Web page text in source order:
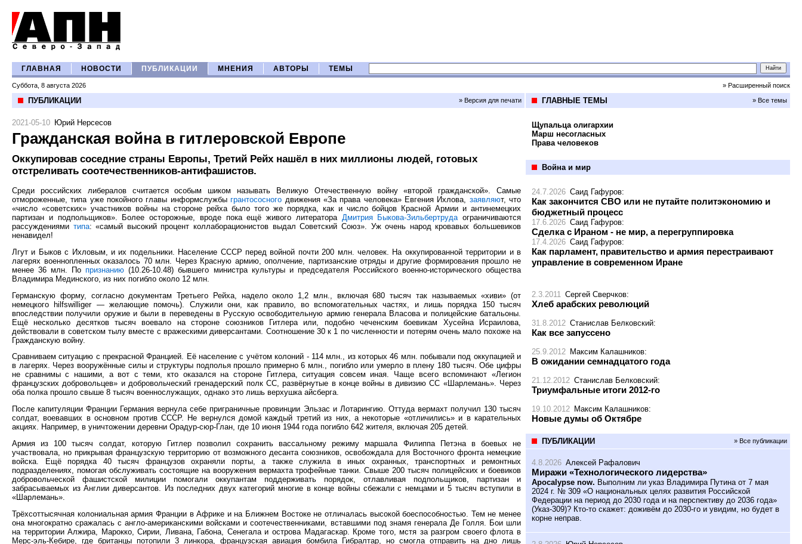
ГЛАВНАЯ НОВОСТИ ПУБЛИКАЦИИ МНЕНИЯ АВТОРЫ ТЕМЫ
Суббота, 8 августа 2026 » Расширенный поиск
ПУБЛИКАЦИИ » Версия для печати
2021-05-10 Юрий Нерсесов
Гражданская война в гитлеровской Европе
Оккупировав соседние страны Европы, Третий Рейх нашёл в них миллионы людей, готовых
отстреливать соотечественников-антифашистов.
Среди российских либералов считается особым шиком называть Великую Отечественную войну «второй гражданской». Самые
отмороженные, типа уже покойного главы информслужбыгрантососного движения «За права человека» Евгения Ихлова, заявляют, что
«число «советских» участников войны на стороне рейха было того же порядка, как и число бойцов Красной Армии и антинемецких
партизан и подпольщиков». Более осторожные, вроде пока ещё живого литератора Дмитрия Быкова-Зильбертрудаограничиваются
рассуждениями типа: «самый высокий процент коллаборационистов выдал Советский Союз». Уж очень народ кровавых большевиков
ненавидел!
Лгут и Быков с Ихловым, и их подельники. Население СССР перед войной почти 200 млн. человек. На оккупированной территории и в
лагерях военнопленных оказалось 70 млн. Через Красную армию, ополчение, партизанские отряды и другие формирования прошло не
менее 36 млн. Попризнанию (10.26-10.48) бывшего министра культуры и председателя Российского военно-исторического общества
Владимира Мединского, из них погибло около 12 млн.
Германскую форму, согласно документам Третьего Рейха, надело около 1,2 млн., включая 680 тысяч так называемых «хиви» (от
немецкого hilfswilliger — желающие помочь). Служили они, как правило, во вспомогательных частях, и лишь порядка 150 тысяч
впоследствии получили оружие и были в переведены в Русскую освободительную армию генерала Власова и полицейские батальоны.
Ещё несколько десятков тысяч воевало на стороне союзников Гитлера или, подобно чеченским боевикам Хусейна Исраилова,
действовали в советском тылу вместе с вражескими диверсантами. Соотношение 30 к 1 по численности и потерям очень мало похоже на
Гражданскую войну.
Сравниваем ситуацию с прекрасной Францией. Её население с учётом колоний - 114 млн., из которых 46 млн. побывали под оккупацией и
в лагерях. Через вооружённые силы и структуры подполья прошло примерно 6 млн., погибло или умерло в плену 180 тысяч. Обе цифры
не сравнимы с нашими, а вот с теми, кто оказался на стороне Гитлера, ситуация совсем иная. Чаще всего вспоминают «Легион
французских добровольцев» и добровольческий гренадерский полк СС, развёрнутые в конце войны в дивизию СС «Шарлемань». Через
оба полка прошло свыше 8 тысяч военнослужащих, однако это лишь верхушка айсберга.
После капитуляции Франции Германия вернула себе приграничные провинции Эльзас и Лотарингию. Оттуда вермахт получил 130 тысяч
солдат, воевавших в основном против СССР. Не вернулся домой каждый третий из них, а некоторые «отличились» и в карательных
акциях. Например, в уничтожении деревни Орадур-сюр-Глан, где 10 июня 1944 года погибло 642 жителя, включая 205 детей.
Армия из 100 тысяч солдат, которую Гитлер позволил сохранить вассальному режиму маршала Филиппа Петэна в боевых не
участвовала, но прикрывая французскую территорию от возможного десанта союзников, освобождала для Восточного фронта немецкие
войска. Ещё порядка 40 тысяч французов охраняли порты, а также служила в иных охранных, транспортных и ремонтных
подразделениях, помогая обслуживать состоящие на вооружения вермахта трофейные танки. Свыше 200 тысяч полицейских и боевиков
добровольческой фашистской милиции помогали оккупантам поддерживать порядок, отлавливая подпольщиков, партизан и
забрасываемых из Англии диверсантов. Из последних двух категорий многие в конце войны сбежали с немцами и 5 тысяч вступили в
«Шарлемань».
Трёхсоттысячная колониальная армия Франции в Африке и на Ближнем Востоке не отличалась высокой боеспособностью. Тем не менее
она многократно сражалась с англо-американскими войсками и соотечественниками, вставшими под знамя генерала Де Голля. Бои шли
на территории Алжира, Марокко, Сирии, Ливана, Габона, Сенегала и острова Мадагаскар. Кроме того, мстя за разгром своего флота в
Мерс-эль-Кебире, где британцы потопили 3 линкора, французская авиация бомбила Гибралтар, но смогла отправить на дно лишь
ГЛАВНЫЕ ТЕМЫ » Все темы
Щупальца олигархии
Марш несогласных
Права человеков
Война и мир
24.7.2026 Саид Гафуров:
Как закончится СВО или не путайте политэкономию и
бюджетный процесс
17.6.2026 Саид Гафуров:
Сделка с Ираном - не мир, а перегруппировка
17.4.2026 Саид Гафуров:
Как парламент, правительство и армия перестраивают
управление в современном Иране
2.3.2011 Сергей Сверчков:
Хлеб арабских революций
31.8.2012 Станислав Белковский:
Как все запуссено
25.9.2012 Максим Калашников:
В ожидании семнадцатого года
21.12.2012 Станислав Белковский:
Триумфальные итоги 2012-го
19.10.2012 Максим Калашников:
Новые думы об Октябре
ПУБЛИКАЦИИ » Все публикации
4.8.2026 Алексей Рафалович
Миражи «Технологического лидерства»
Apocalypse now. Выполним ли указ Владимира Путина от 7 мая
2024 г. № 309 «О национальных целях развития Российской
Федерации на период до 2030 года и на перспективу до 2036 года»
(Указ-309)? Кто-то скажет: доживём до 2030-го и увидим, но будет в
корне неправ.